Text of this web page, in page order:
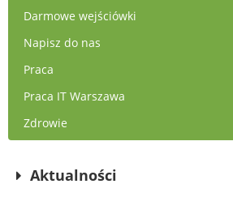
Darmowe wejściówki
Napisz do nas
Praca
Praca IT Warszawa
Zdrowie
Aktualności